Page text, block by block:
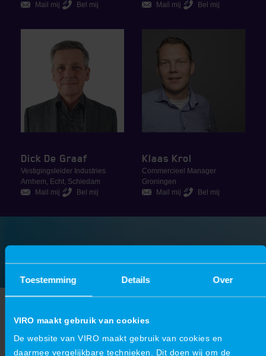
Toestemming Details Over
VIRO maakt gebruik van cookies
De website van VIRO maakt gebruik van cookies en
daarmee vergelijkbare technieken. Dit doen wij om de
Mail mij
Bel mij
Mail mij
Bel mij
Dick De Graaf
Vestigingsleider Industries
Arnhem, Echt, Schiedam
Mail mij
Bel mij
Klaas Krol
Commercieel Manager
Groningen
Mail mij
Bel mij
factory & plant optimisation
Tastbare resultaten in een